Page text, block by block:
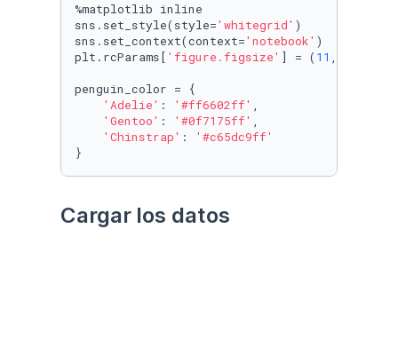
%matplotlib inline
sns.set_style(style='whitegrid' )
sns.set_context(context='notebook' )
plt.rcParams[ 'figure.figsize' ] = ( 11 ,
penguin_color = {
'Adelie' : '#ff6602ff' ,
'Gentoo' : '#0f7175ff' ,
'Chinstrap' :
'#c65dc9ff'
}
Cargar los datos